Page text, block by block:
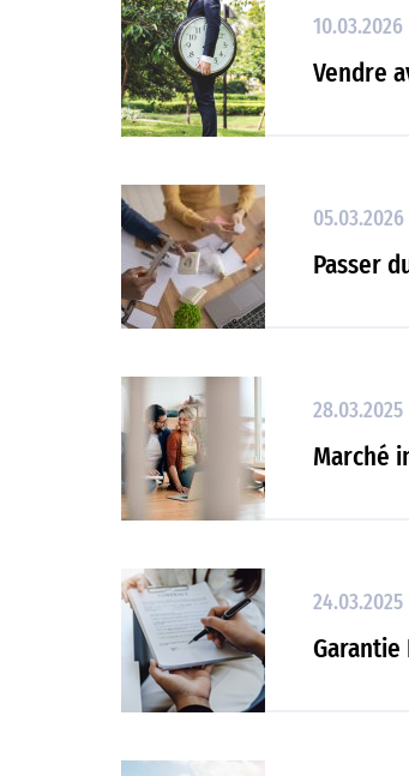
10.03.2026
Vendre
05.03.2026
Passer
28.03.2025
Marché
24.03.2025
Garantie